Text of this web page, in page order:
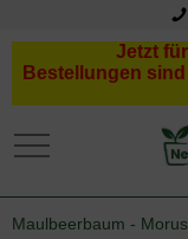
Jetzt
Bestellungen
Maulbeerbaum - Morus